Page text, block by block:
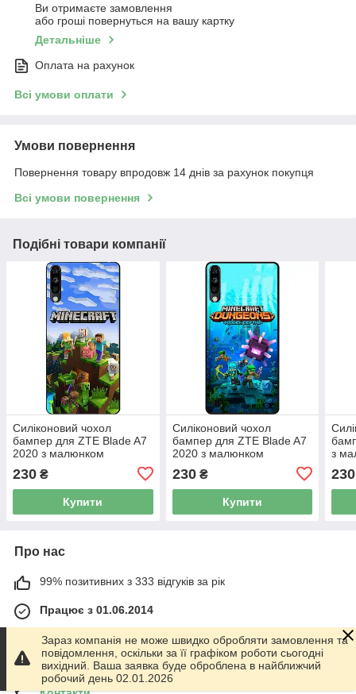
Ви отримаєте замовлення
або гроші повернуться на вашу картку
Детальніше
Оплата на рахунок
Всі умови оплати
Умови повернення
Повернення товару впродовж 14 днів за рахунок покупця
Всі умови повернення
Подібні товари компанії
Силіконовий чохол
бампер для ZTE Blade A7
2020 з малюнком
230 ₴
Купити
Силіконовий чохол
бампер для ZTE Blade A7
2020 з малюнком
230₴
Купити
з
230
Про нас
99% позитивних з 333 відгуків за рік
Працює з 01.06.2014
м. Харків
График работы 10.00-17.00. Суббота - Воскресенье
выходной!, Харків, Україна
Зараз компанія не може швидко обробляти замовлення та
повідомлення, оскільки за її графіком роботи сьогодні
вихідний. Ваша заявка буде оброблена в найближчий
робочий день 02.01.2026